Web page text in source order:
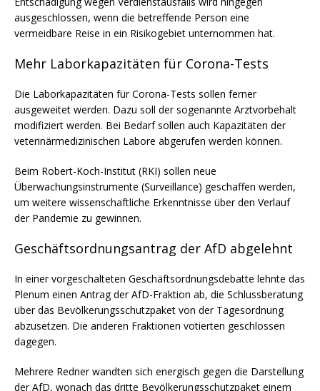
ausgeschlossen, wenn die betreffende Person eine
vermeidbare Reise in ein Risikogebiet unternommen hat.
Mehr Laborkapazitäten für Corona-Tests
Die Laborkapazitäten für Corona-Tests sollen ferner
ausgeweitet werden. Dazu soll der sogenannte Arztvorbehalt
modifiziert werden. Bei Bedarf sollen auch Kapazitäten der
veterinärmedizinischen Labore abgerufen werden können.
Beim Robert-Koch-Institut (RKI) sollen neue
Überwachungsinstrumente (Surveillance) geschaffen werden,
um weitere wissenschaftliche Erkenntnisse über den Verlauf
der Pandemie zu gewinnen.
Geschäftsordnungsantrag der AfD abgelehnt
In einer vorgeschalteten Geschäftsordnungsdebatte lehnte das
Plenum einen Antrag der AfD-Fraktion ab, die Schlussberatung
über das Bevölkerungsschutzpaket von der Tagesordnung
abzusetzen. Die anderen Fraktionen votierten geschlossen
dagegen.
Mehrere Redner wandten sich energisch gegen die Darstellung
der AfD, wonach das dritte Bevölkerungsschutzpaket einem